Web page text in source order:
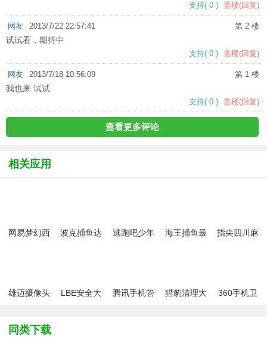
支持( 0 ) 盖楼(回复)
第 2 楼
网友 2013/7/22 22:57:41
试试看，期待中
支持( 0 ) 盖楼(回复)
第 1 楼
网友 2013/7/18 10:56:09
我也来 试试
支持( 0 ) 盖楼(回复)
查看更多评论
相关应用
网易梦幻西
波克捕鱼达
逃跑吧少年
海王捕鱼最
指尖四川麻
雄迈摄像头
LBE安全大
腾讯手机管
猎豹清理大
360手机卫
同类下载